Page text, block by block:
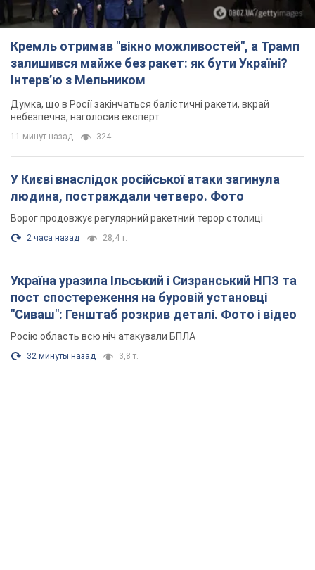
Кремль отримав "вікно можливостей", а Трамп
залишився майже без ракет: як бути Україні?
Інтерв’ю з Мельником
Думка, що в Росії закінчаться балістичні ракети, вкрай
небезпечна, наголосив експерт
11 минут назад 324
У Києві внаслідок російської атаки загинула
людина, постраждали четверо. Фото
Ворог продовжує регулярний ракетний терор столиці
2 часа назад 28,4 т.
Україна уразила Ільський і Сизранський НПЗ та
пост спостереження на буровій установці
"Сиваш": Генштаб розкрив деталі. Фото і відео
Росію область всю ніч атакували БПЛА
32 минуты назад 3,8 т.